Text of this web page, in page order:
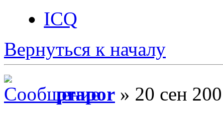
ICQ
Вернуться к началу
prapor » 20 сен